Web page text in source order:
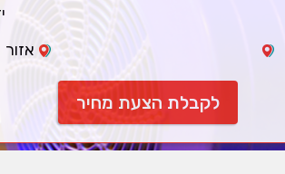
אזור
לקבלת הצעת מחיר